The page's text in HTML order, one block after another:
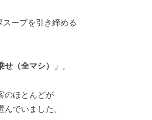
スープを引き締める
（全マシ）」
。
のほとんどが
でいました。